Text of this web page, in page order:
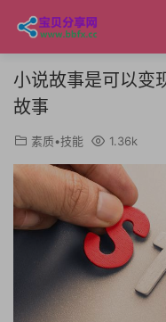
小说故事是可以变
故事
素质•技能 1.36k